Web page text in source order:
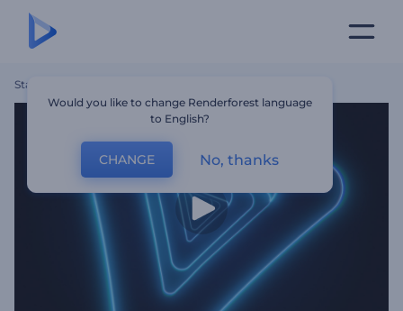
Startseite
Would you like to change Renderforest language
to English?
CHANGE No, thanks